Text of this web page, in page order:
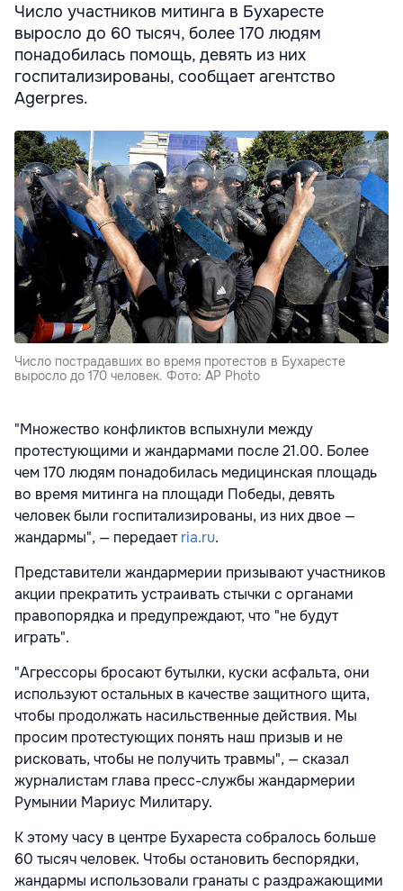
Число участников митинга в Бухаресте
выросло до 60 тысяч, более 170 людям
понадобилась помощь, девять из них
госпитализированы, сообщает агентство
Agerpres.
Число пострадавших во время протестов в Бухаресте
выросло до 170 человек. Фото: AP Photo
"Множество конфликтов вспыхнули между
протестующими и жандармами после 21.00. Более
чем 170 людям понадобилась медицинская площадь
во время митинга на площади Победы, девять
человек были госпитализированы, из них двое —
жандармы", — передаетria.ru.
Представители жандармерии призывают участников
акции прекратить устраивать стычки с органами
правопорядка и предупреждают, что "не будут
играть".
"Агрессоры бросают бутылки, куски асфальта, они
используют остальных в качестве защитного щита,
чтобы продолжать насильственные действия. Мы
просим протестующих понять наш призыв и не
рисковать, чтобы не получить травмы", — сказал
журналистам глава пресс-службы жандармерии
Румынии Мариус Милитару.
К этому часу в центре Бухареста собралось больше
60 тысяч человек. Чтобы остановить беспорядки,
жандармы использовали гранаты с раздражающими